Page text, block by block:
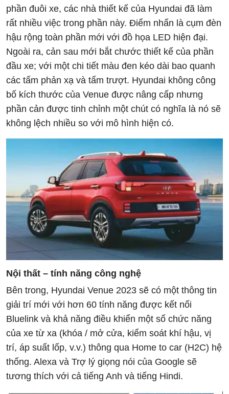
phần đuôi xe, các nhà thiết kế của Hyundai đã làm
rất nhiều việc trong phần này. Điểm nhấn là cụm đèn
hậu rộng toàn phần mới với đồ họa LED hiện đại.
Ngoài ra, cản sau mới bắt chước thiết kế của phần
đầu xe; với một chi tiết màu đen kéo dài bao quanh
các tấm phản xạ và tấm trượt. Hyundai không công
bố kích thước của Venue được nâng cấp nhưng
phần cản được tinh chỉnh một chút có nghĩa là nó sẽ
không lệch nhiều so với mô hình hiện có.
Nội thất – tính năng công nghệ
Bên trong, Hyundai Venue 2023 sẽ có một thông tin
giải trí mới với hơn 60 tính năng được kết nối
Bluelink và khả năng điều khiển một số chức năng
của xe từ xa (khóa / mở cửa, kiểm soát khí hậu, vị
trí, áp suất lốp, v.v.) thông qua Home to car (H2C) hệ
thống. Alexa và Trợ lý giọng nói của Google sẽ
tương thích với cả tiếng Anh và tiếng Hindi.